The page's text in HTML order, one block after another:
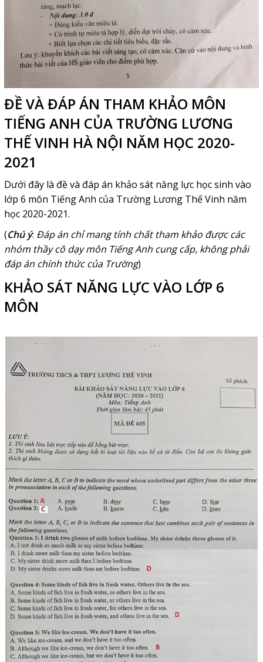
ĐỀ VÀ ĐÁP ÁN THAM KHẢO MÔN
TIẾNG ANH CỦA TRƯỜNG LƯƠNG
THẾ VINH HÀ NỘI NĂM HỌC 2020-
2021
Dưới đây là đề và đáp án khảo sát năng lực học sinh vào
lớp 6 môn Tiếng Anh của Trường Lương Thế Vinh năm
học 2020-2021.
(Chú ý: Đáp án chỉ mang tính chất tham khảo được các
nhóm thầy cô dạy môn Tiếng Anh cung cấp, không phải
đáp án chính thức của Trường)
KHẢO SÁT NĂNG LỰC VÀO LỚP 6
MÔN